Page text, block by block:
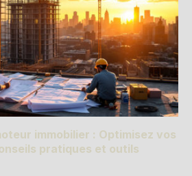
immobilier : Optimisez vos
pratiques et outils